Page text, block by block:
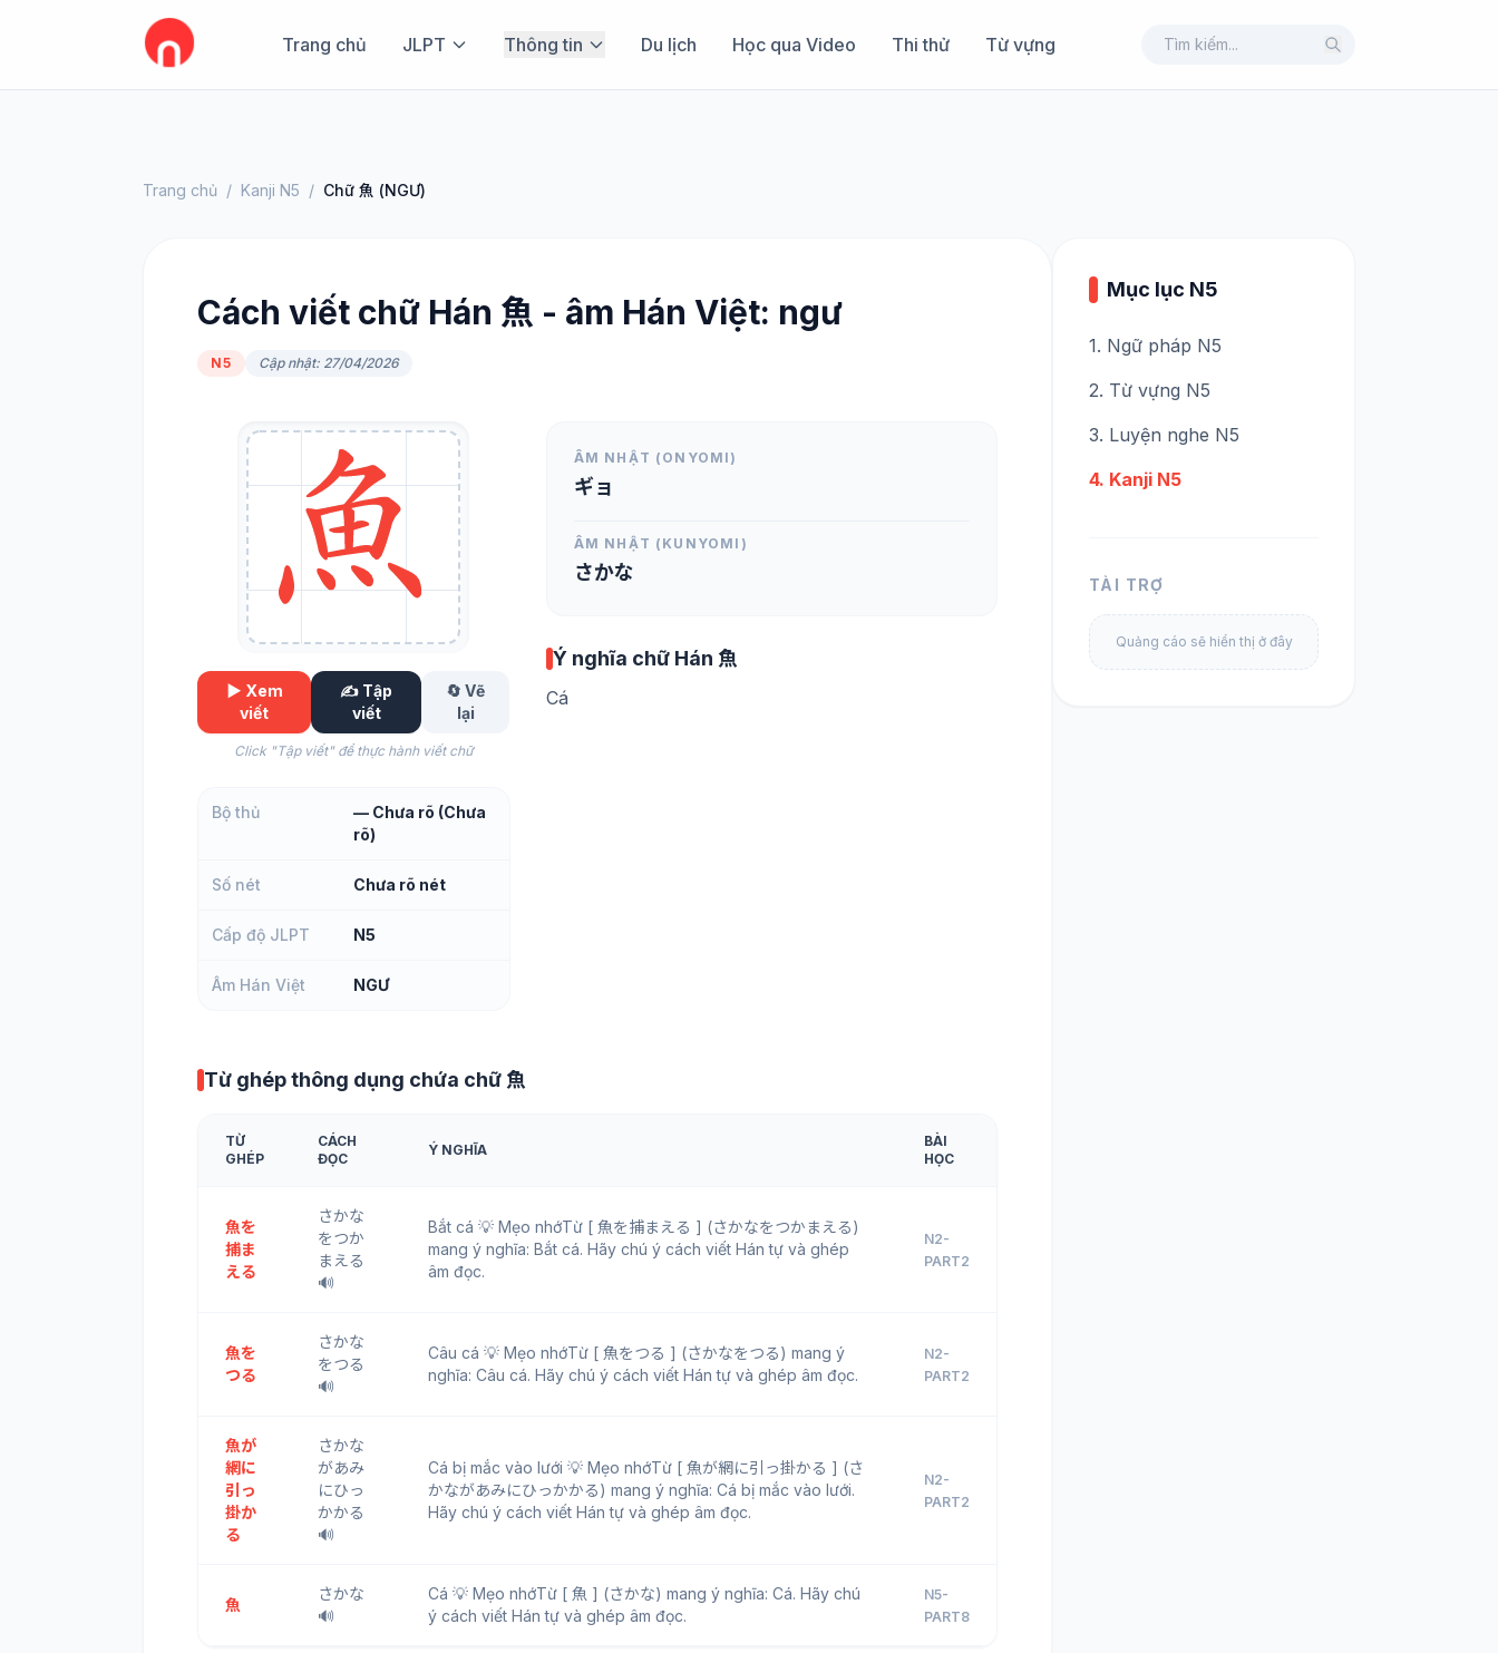
Trang chủ JLPT Thông tin Du lịch Học qua Video Thi thử Từ vựng
Trang chủ / Kanji N5 / Chữ 魚 (NGƯ)
Cách viết chữ Hán 魚 - âm Hán Việt: ngư
N5 Cập nhật: 27/04/2026
▶️ Xem
viết
✍️ Tập
viết
🔄 Vẽ
lại
Click "Tập viết" để thực hành viết chữ
Bộ thủ
— Chưa rõ (Chưa
rõ)
Số nét Chưa rõ nét
Cấp độ JLPT N5
Âm Hán Việt NGƯ
ÂM NHẬT (ONYOMI)
ギョ
ÂM NHẬT (KUNYOMI)
さかな
Ý nghĩa chữ Hán 魚
Cá
Từ ghép thông dụng chứa chữ 魚
TỪ
GHÉP
CÁCH
ĐỌC
Ý NGHĨA
BÀI
HỌC
魚を
捕ま
える
さかな
をつか
まえる
🔊
Bắt cá 💡 Mẹo nhớTừ [ 魚を捕まえる ] (さかなをつかまえる)
mang ý nghĩa: Bắt cá. Hãy chú ý cách viết Hán tự và ghép
âm đọc.
N2-
PART2
魚を
つる
さかな
をつる
🔊
Câu cá 💡 Mẹo nhớTừ [ 魚をつる ] (さかなをつる) mang ý
nghĩa: Câu cá. Hãy chú ý cách viết Hán tự và ghép âm đọc.
N2-
PART2
魚が
網に
引っ
掛か
る
さかな
があみ
にひっ
かかる
🔊
Cá bị mắc vào lưới 💡 Mẹo nhớTừ [ 魚が網に引っ掛かる ] (さ
かながあみにひっかかる) mang ý nghĩa: Cá bị mắc vào lưới.
Hãy chú ý cách viết Hán tự và ghép âm đọc.
N2-
PART2
魚
さかな
🔊
Cá 💡 Mẹo nhớTừ [ 魚 ] (さかな) mang ý nghĩa: Cá. Hãy chú
ý cách viết Hán tự và ghép âm đọc.
N5-
PART8
Mục lục N5
1. Ngữ pháp N5
2. Từ vựng N5
3. Luyện nghe N5
4. Kanji N5
TÀI TRỢ
Quảng cáo sẽ hiển thị ở đây